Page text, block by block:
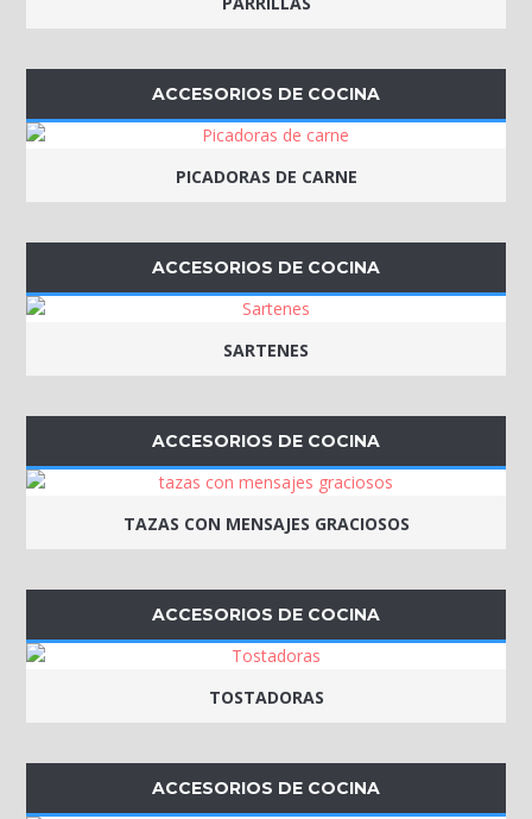
ACCESORIOS DE COCINA
PICADORAS DE CARNE
ACCESORIOS DE COCINA
SARTENES
ACCESORIOS DE COCINA
TAZAS CON MENSAJES GRACIOSOS
ACCESORIOS DE COCINA
TOSTADORAS
ACCESORIOS DE COCINA